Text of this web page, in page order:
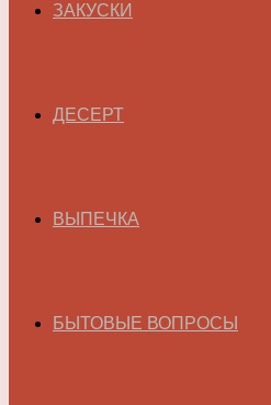
ЗАКУСКИ
ДЕСЕРТ
ВЫПЕЧКА
БЫТОВЫЕ ВОПРОСЫ